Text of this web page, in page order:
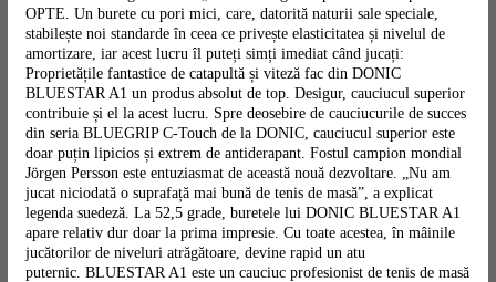
OPTE. Un burete cu pori mici, care, datorită naturii sale speciale,
stabilește noi standarde în ceea ce privește elasticitatea și nivelul de
amortizare, iar acest lucru îl puteți simți imediat când jucați:
Proprietățile fantastice de catapultă și viteză fac din DONIC
BLUESTAR A1 un produs absolut de top. Desigur, cauciucul superior
contribuie și el la acest lucru. Spre deosebire de cauciucurile de succes
din seria BLUEGRIP C-Touch de la DONIC, cauciucul superior este
doar puțin lipicios și extrem de antiderapant. Fostul campion mondial
Jörgen Persson este entuziasmat de această nouă dezvoltare. „Nu am
jucat niciodată o suprafață mai bună de tenis de masă”, a explicat
legenda suedeză. La 52,5 grade, buretele lui DONIC BLUESTAR A1
apare relativ dur doar la prima impresie. Cu toate acestea, în mâinile
jucătorilor de niveluri atrăgătoare, devine rapid un atu
puternic. BLUESTAR A1 este un cauciuc profesionist de tenis de masă